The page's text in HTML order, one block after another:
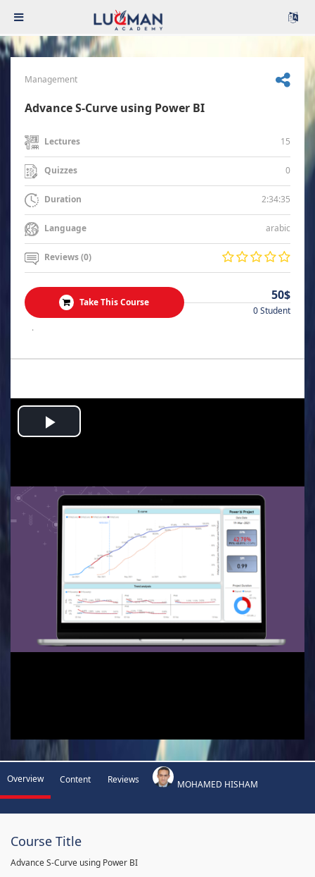
Management
Advance S-Curve using Power BI
Lectures 15
Quizzes 0
Duration 2:34:35
Language arabic
Reviews (0)
Take This Course 50$
0 Student
.
Play
Overview Content Reviews MOHAMED HISHAM
Course Title
Advance S-Curve using Power BI